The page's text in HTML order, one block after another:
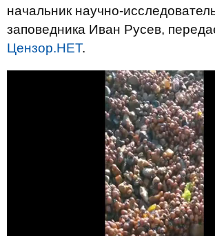
начальник научно-
заповедника Иван Русев,
Цензор.НЕТ.